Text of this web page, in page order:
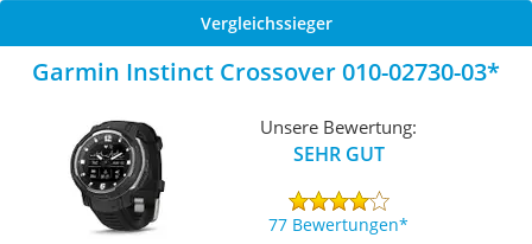
Vergleichssieger
Garmin Instinct Crossover ‎010-02730-03
Unsere Bewertung:
SEHR GUT
77 Bewertungen